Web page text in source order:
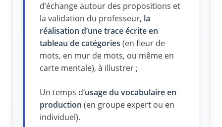
d’échange autour des propositions et
la validation du professeur, la
réalisation d’une trace écriteen
tableau de catégories (en fleur de
mots, en mur de mots, ou même en
carte mentale), à illustrer ;
Un temps d’usage du vocabulaire en
production (en groupe expert ou en
individuel).